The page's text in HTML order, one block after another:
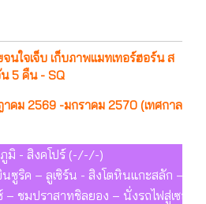
จนใจเจ็บ เก็บภาพแมทเทอร์ฮอร์น ส
น 5 คืน - SQ
าคม 2569 -มกราคม 2570 (เทศกาล
มิ - สิงคโปร์ (-/-/-)
ซูริค – ลูเซิร์น - สิงโตหินแกะสลัก –
– ชมปราสาทชิลยอง – นั่งรถไฟสู่เซอ